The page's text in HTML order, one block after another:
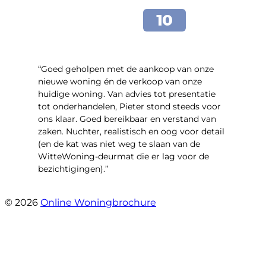
“Goed geholpen met de aankoop van onze
nieuwe woning én de verkoop van onze
huidige woning. Van advies tot presentatie
tot onderhandelen, Pieter stond steeds voor
ons klaar. Goed bereikbaar en verstand van
zaken. Nuchter, realistisch en oog voor detail
(en de kat was niet weg te slaan van de
WitteWoning-deurmat die er lag voor de
bezichtigingen).”
© 2026 Online Woningbrochure